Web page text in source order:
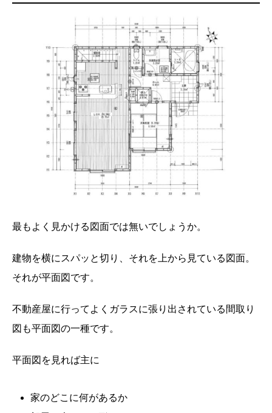
最もよく見かける図面では無いでしょうか。
建物を横にスパッと切り、それを上から見ている図面。
それが平面図です。
不動産屋に行ってよくガラスに張り出されている間取り
図も平面図の一種です。
平面図を見れば主に
家のどこに何があるか